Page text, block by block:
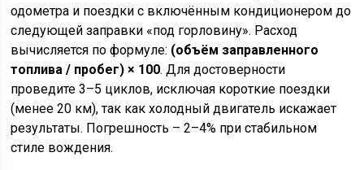
одометра и поездки с включённым кондиционером до
следующей заправки «под горловину». Расход
вычисляется по формуле: (объём заправленного
топлива / пробег) × 100. Для достоверности
проведите 3–5 циклов, исключая короткие поездки
(менее 20 км), так как холодный двигатель искажает
результаты. Погрешность – 2–4% при стабильном
стиле вождения.